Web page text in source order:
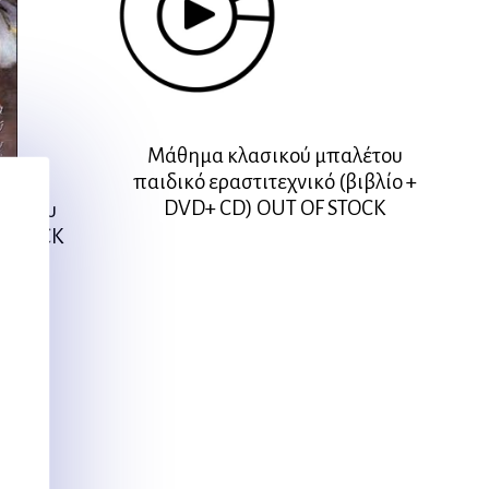
Μάθημα κλασικού μπαλέτου
παιδικό εραστιτεχνικό (βιβλίο +
DVD+ CD) OUT OF STOCK